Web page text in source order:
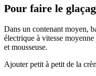
Pour faire le
Dans un contenant moyen,
électrique à vitesse
et mousseuse.
Ajouter petit à petit de la